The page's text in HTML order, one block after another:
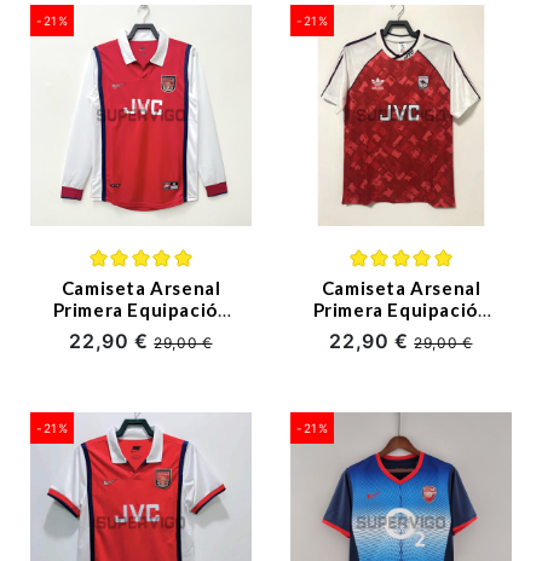
-21%
Camiseta Arsenal
Primera Equipación
Retro 1998 ML
22,90 €29,00 €
-21%
(6)
Camiseta Arsenal
Primera Equipación
Retro 90/92
22,90 €29,00 €
-21% -21%